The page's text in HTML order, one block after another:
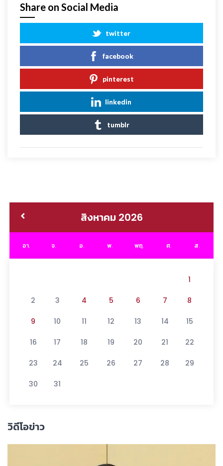
Share on Social Media
twitter
facebook
pinterest
linkedin
tumblr
สิงหาคม 2026
อา. จ. อ. พ. พฤ. ศ. ส.
1
2 3 4 5 6 7 8
9 10 11 12 13 14 15
16 17 18 19 20 21 22
23 24 25 26 27 28 29
30 31
วิดีโอข่าว